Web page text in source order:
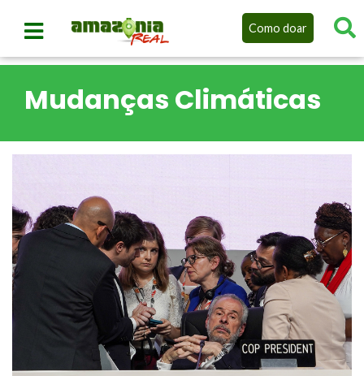
Como doar
Mudanças Climáticas